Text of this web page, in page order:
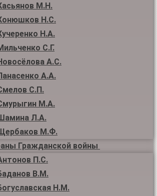
М.Н.
Н.С.
Н.А.
С.Г.
А.С.
А.А.
С.П.
М.А.
Л.А.
М.Ф.
Гражданской войны
П.С.
В.М.
Н.М.